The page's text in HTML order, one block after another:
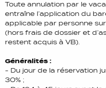
Toute annulation par le
entraîne l’application du
applicable par personne
(hors frais de dossier et
restent acquis à VB).
Généralités :
- Du jour de la réservation
30% ;